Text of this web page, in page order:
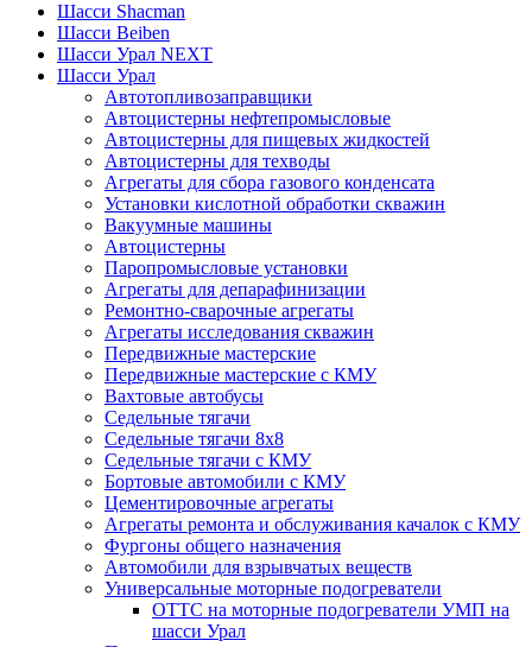
Шасси Shacman
Шасси Beiben
Шасси Урал NEXT
Шасси Урал
Автотопливозаправщики
Автоцистерны нефтепромысловые
Автоцистерны для пищевых жидкостей
Автоцистерны для техводы
Агрегаты для сбора газового конденсата
Установки кислотной обработки скважин
Вакуумные машины
Автоцистерны
Паропромысловые установки
Агрегаты для депарафинизации
Ремонтно-сварочные агрегаты
Агрегаты исследования скважин
Передвижные мастерские
Передвижные мастерские с КМУ
Вахтовые автобусы
Седельные тягачи
Седельные тягачи 8х8
Седельные тягачи с КМУ
Бортовые автомобили с КМУ
Цементировочные агрегаты
Агрегаты ремонта и обслуживания качалок с КМУ
Фургоны общего назначения
Автомобили для взрывчатых веществ
Универсальные моторные подогреватели
ОТТС на моторные подогреватели УМП на
шасси Урал